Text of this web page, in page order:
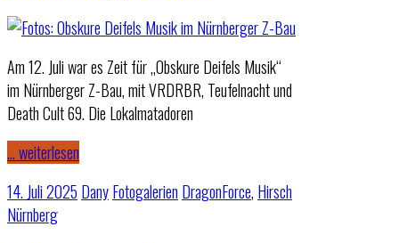
Am 12. Juli war es Zeit für „Obskure Deifels Musik“
im Nürnberger Z-Bau, mit VRDRBR, Teufelnacht und
Death Cult 69. Die Lokalmatadoren
… weiterlesen
14. Juli 2025 DanyFotogalerien DragonForce, Hirsch
Nürnberg